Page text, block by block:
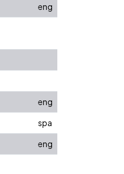
eng
eng
spa
eng